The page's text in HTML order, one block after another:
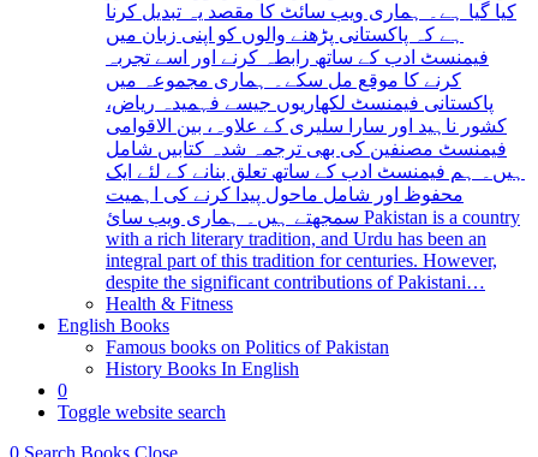
کیا گیا ہے۔ ہماری ویب سائٹ کا مقصد یہ تبدیل کرنا
ہے کہ پاکستانی پڑھنے والوں کو اپنی زبان میں
فیمنسٹ ادب کے ساتھ رابطہ کرنے اور اسے تجربہ
کرنے کا موقع مل سکے۔ ہماری مجموعہ میں
پاکستانی فیمنسٹ لکھاریوں جیسے فہمیدہ ریاض،
کشور ناہید اور سارا سلیری کے علاوہ، بین الاقوامی
فیمنسٹ مصنفین کی بھی ترجمہ شدہ کتابیں شامل
ہیں۔ ہم فیمنسٹ ادب کے ساتھ تعلق بنانے کے لئے ایک
محفوظ اور شامل ماحول پیدا کرنے کی اہمیت
سمجھتے ہیں۔ ہماری ویب سائ Pakistan is a country
with a rich literary tradition, and Urdu has been an
integral part of this tradition for centuries. However,
despite the significant contributions of Pakistani…
Health & Fitness
English Books
Famous books on Politics of Pakistan
History Books In English
0
Toggle website search
0 Search Books Close